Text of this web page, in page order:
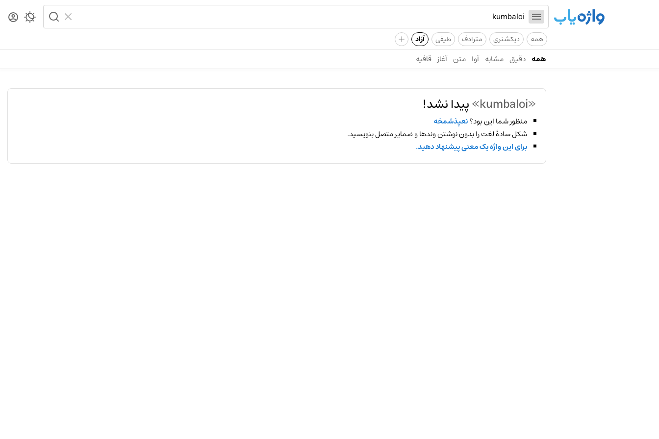
همه دیکشنری مترادف طیفی آزاد +
همه دقیق مشابه آوا متن آغاز قافیه
«kumbaloi» پیدا نشد!
منظور شما این بود؟نعپذشمخه
شکل سادهٔ لغت را بدون نوشتن وندها و ضمایر متصل بنویسید.
برای این واژه یک معنی پیشنهاد دهید.